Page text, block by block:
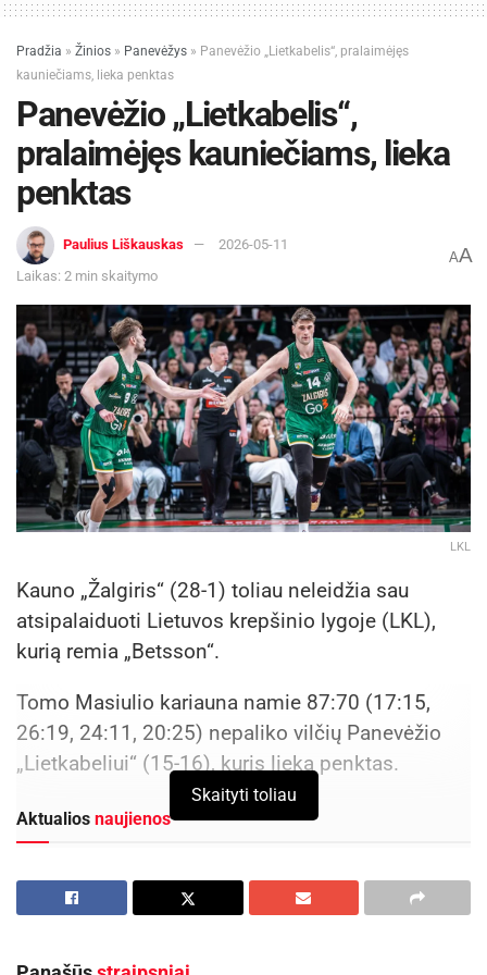
Pradžia » Žinios » Panevėžys » Panevėžio „Lietkabelis“, pralaimėjęs
kauniečiams, lieka penktas
Panevėžio „Lietkabelis“,
pralaimėjęs kauniečiams, lieka
penktas
Paulius Liškauskas
2026-05-11
Laikas: 2 min skaitymo
AA
LKL
Kauno „Žalgiris“ (28-1) toliau neleidžia sau
atsipalaiduoti Lietuvos krepšinio lygoje (LKL),
kurią remia „Betsson“.
Tomo Masiulio kariauna namie 87:70 (17:15,
26:19, 24:11, 20:25) nepaliko vilčių Panevėžio
„Lietkabeliui“ (15-16), kuris lieka penktas.
Aktualios naujienos
išskyrus Kultūros ir poilsio parko braidyklą
Kauno rajone, Čekiškėje vyks 2028 metų Europos
Skaityti toliau